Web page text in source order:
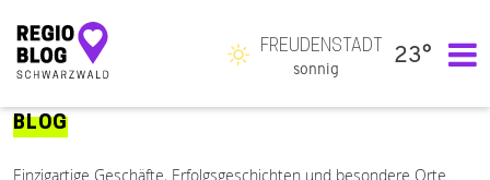
Hauptnavigation
FREUDENSTADT
sonnig
23°
BLOG
Einzigartige Geschäfte, Erfolgsgeschichten und besondere Orte.